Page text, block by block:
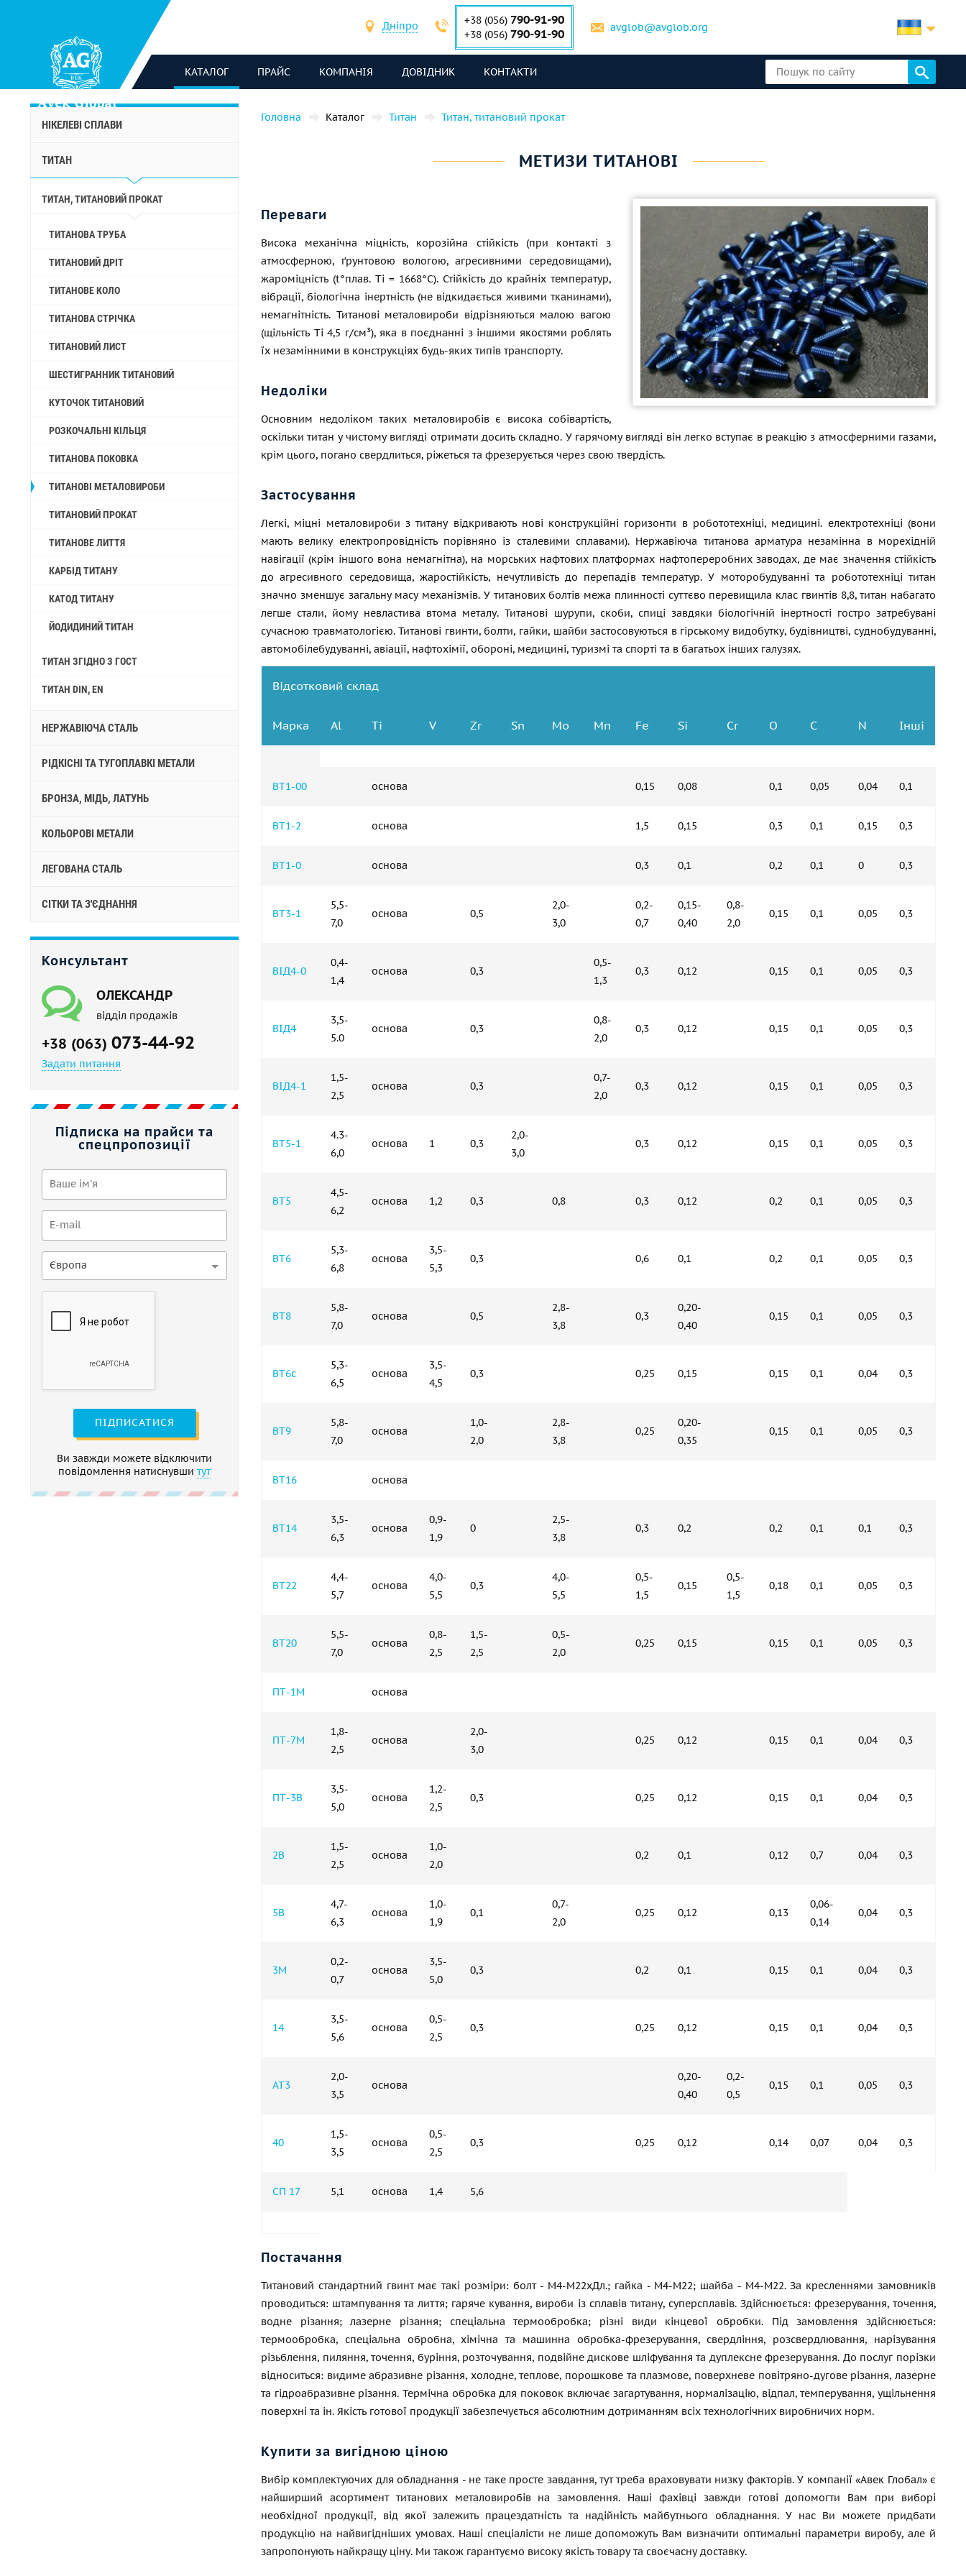
Дніпро +38 (056) 790-91-90
+38 (056) 790-91-90 avglob@avglob.org
КАТАЛОГ ПРАЙС КОМПАНІЯ ДОВІДНИК КОНТАКТИ
НІКЕЛЕВІ СПЛАВИ
ТИТАН
ТИТАН, ТИТАНОВИЙ ПРОКАТ
ТИТАНОВА ТРУБА
ТИТАНОВИЙ ДРІТ
ТИТАНОВЕ КОЛО
ТИТАНОВА СТРІЧКА
ТИТАНОВИЙ ЛИСТ
ШЕСТИГРАННИК ТИТАНОВИЙ
КУТОЧОК ТИТАНОВИЙ
РОЗКОЧАЛЬНІ КІЛЬЦЯ
ТИТАНОВА ПОКОВКА
ТИТАНОВІ МЕТАЛОВИРОБИ
ТИТАНОВИЙ ПРОКАТ
ТИТАНОВЕ ЛИТТЯ
КАРБІД ТИТАНУ
КАТОД ТИТАНУ
ЙОДИДИНИЙ ТИТАН
ТИТАН ЗГІДНО З ГОСТ
ТИТАН DIN, EN
НЕРЖАВІЮЧА СТАЛЬ
РІДКІСНІ ТА ТУГОПЛАВКІ МЕТАЛИ
БРОНЗА, МІДЬ, ЛАТУНЬ
КОЛЬОРОВІ МЕТАЛИ
ЛЕГОВАНА СТАЛЬ
СІТКИ ТА З'ЄДНАННЯ
Консультант
ОЛЕКСАНДР
відділ продажів
+38 (063) 073-44-92
Задати питання
Підписка на прайси та
спецпропозиції
Європа
ПІДПИСАТИСЯ
Ви завжди можете відключити
повідомлення натиснувши тут
Головна Каталог Титан Титан, титановий прокат
МЕТИЗИ ТИТАНОВІ
Переваги
Висока механічна міцність, корозійна стійкість (при контакті з
атмосферною, ґрунтовою вологою, агресивними середовищами),
жароміцність (t°плав. Ti = 1668°С). Стійкість до крайніх температур,
вібрації, біологічна інертність (не відкидається живими тканинами),
немагнітність. Титанові металовироби відрізняються малою вагою
(щільність Ti 4,5 г/см³), яка в поєднанні з іншими якостями роблять
їх незамінними в конструкціях будь-яких типів транспорту.
Недоліки
Основним недоліком таких металовиробів є висока собівартість,
оскільки титан у чистому вигляді отримати досить складно. У гарячому вигляді він легко вступає в реакцію з атмосферними газами,
крім цього, погано свердлиться, ріжеться та фрезерується через свою твердість.
Застосування
Легкі, міцні металовироби з титану відкривають нові конструкційні горизонти в робототехніці, медицині. електротехніці (вони
мають велику електропровідність порівняно із сталевими сплавами). Нержавіюча титанова арматура незамінна в морехідній
навігації (крім іншого вона немагнітна), на морських нафтових платформах нафтопереробних заводах, де має значення стійкість
до агресивного середовища, жаростійкість, нечутливість до перепадів температур. У моторобудуванні та робототехніці титан
значно зменшує загальну масу механізмів. У титанових болтів межа плинності суттєво перевищила клас гвинтів 8,8, титан набагато
легше стали, йому невластива втома металу. Титанові шурупи, скоби, спиці завдяки біологічній інертності гостро затребувані
сучасною травматологією. Титанові гвинти, болти, гайки, шайби застосовуються в гірському видобутку, будівництві, суднобудуванні,
автомобілебудуванні, авіації, нафтохімії, обороні, медицині, туризмі та спорті та в багатьох інших галузях.
Відсотковий склад
Марка Аl Ti V Zr Sn Мо Mn Fe Si Cr O C N Інші
ВТ1-00 основа 0,15 0,08 0,1 0,05 0,04 0,1
ВТ1-2 основа 1,5 0,15 0,3 0,1 0,15 0,3
ВТ1-0 основа 0,3 0,1 0,2 0,1 0 0,3
ВТ3-1
5,5-
7,0
основа 0,5
2,0-
3,0
0,2-
0,7
0,15-
0,40
0,8-
2,0
0,15 0,1 0,05 0,3
ВІД4-0
0,4-
1,4
основа 0,3
0,5-
1,3
0,3 0,12 0,15 0,1 0,05 0,3
ВІД4
3,5-
5.0
основа 0,3
0,8-
2,0
0,3 0,12 0,15 0,1 0,05 0,3
ВІД4-1
1,5-
2,5
основа 0,3
0,7-
2,0
0,3 0,12 0,15 0,1 0,05 0,3
ВТ5-1
4.3-
6,0
основа 1 0,3
2,0-
3,0
0,3 0,12 0,15 0,1 0,05 0,3
ВТ5
4,5-
6,2
основа 1,2 0,3 0,8 0,3 0,12 0,2 0,1 0,05 0,3
ВТ6
5,3-
6,8
основа
3,5-
5,3
0,3 0,6 0,1 0,2 0,1 0,05 0,3
ВТ8
5,8-
7,0
основа 0,5
2,8-
3,8
0,3
0,20-
0,40
0,15 0,1 0,05 0,3
ВТ6с
5,3-
6,5
основа
3,5-
4,5
0,3 0,25 0,15 0,15 0,1 0,04 0,3
ВТ9
5,8-
7,0
основа
1,0-
2,0
2,8-
3,8
0,25
0,20-
0,35
0,15 0,1 0,05 0,3
ВТ16 основа
ВТ14
3,5-
6,3
основа
0,9-
1,9
0
2,5-
3,8
0,3 0,2 0,2 0,1 0,1 0,3
ВТ22
4,4-
5,7
основа
4,0-
5,5
0,3
4,0-
5,5
0,5-
1,5
0,15
0,5-
1,5
0,18 0,1 0,05 0,3
ВТ20
5,5-
7,0
основа
0,8-
2,5
1,5-
2,5
0,5-
2,0
0,25 0,15 0,15 0,1 0,05 0,3
ПТ-1М основа
ПТ-7М
1,8-
2,5
основа
2,0-
3,0
0,25 0,12 0,15 0,1 0,04 0,3
ПТ-3В
3,5-
5,0
основа
1,2-
2,5
0,3 0,25 0,12 0,15 0,1 0,04 0,3
2B
1,5-
2,5
основа
1,0-
2,0
0,2 0,1 0,12 0,7 0,04 0,3
5B
4,7-
6,3
основа
1,0-
1,9
0,1
0,7-
2,0
0,25 0,12 0,13
0,06-
0,14
0,04 0,3
3М
0,2-
0,7
основа
3,5-
5,0
0,3 0,2 0,1 0,15 0,1 0,04 0,3
14
3,5-
5,6
основа
0,5-
2,5
0,3 0,25 0,12 0,15 0,1 0,04 0,3
АТ3
2,0-
3,5
основа
0,20-
0,40
0,2-
0,5
0,15 0,1 0,05 0,3
40
1,5-
3,5
основа
0,5-
2,5
0,3 0,25 0,12 0,14 0,07 0,04 0,3
СП 17 5,1 основа 1,4 5,6
Постачання
Титановий стандартний гвинт має такі розміри: болт - М4-М22хДл.; гайка - М4-М22; шайба - M4-M22. За кресленнями замовників
проводиться: штампування та лиття; гаряче кування, вироби із сплавів титану, суперсплавів. Здійснюється: фрезерування, точення,
водне різання; лазерне різання; спеціальна термообробка; різні види кінцевої обробки. Під замовлення здійснюється:
термообробка, спеціальна обробна, хімічна та машинна обробка-фрезерування, свердління, розсвердлювання, нарізування
різьблення, пиляння, точення, буріння, розточування, подвійне дискове шліфування та дуплексне фрезерування. До послуг порізки
відноситься: видиме абразивне різання, холодне, теплове, порошкове та плазмове, поверхневе повітряно-дугове різання, лазерне
та гідроабразивне різання. Термічна обробка для поковок включає загартування, нормалізацію, відпал, темперування, ущільнення
поверхні та ін. Якість готової продукції забезпечується абсолютним дотриманням всіх технологічних виробничих норм.
Купити за вигідною ціною
Вибір комплектуючих для обладнання - не таке просте завдання, тут треба враховувати низку факторів. У компанії «Авек Глобал» є
найширший асортимент титанових металовиробів на замовлення. Наші фахівці завжди готові допомогти Вам при виборі
необхідної продукції, від якої залежить працездатність та надійність майбутнього обладнання. У нас Ви можете придбати
продукцію на найвигідніших умовах. Наші спеціалісти не лише допоможуть Вам визначити оптимальні параметри виробу, але й
запропонують найкращу ціну. Ми також гарантуємо високу якість товару та своєчасну доставку.